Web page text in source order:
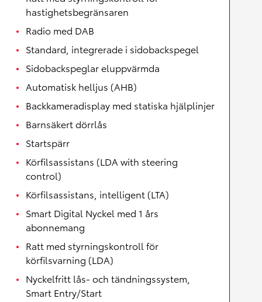
hastighetsbegränsaren
Radio med DAB
Standard, integrerade i sidobackspegel
Sidobackspeglar eluppvärmda
Automatisk helljus (AHB)
Backkameradisplay med statiska hjälplinjer
Barnsäkert dörrlås
Startspärr
Körfilsassistans (LDA with steering
control)
Körfilsassistans, intelligent (LTA)
Smart Digital Nyckel med 1 års
abonnemang
Ratt med styrningskontroll för
körfilsvarning (LDA)
Nyckelfritt lås- och tändningssystem,
Smart Entry/Start